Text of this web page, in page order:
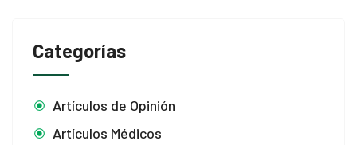
Categorías
Artículos de Opinión
Artículos Médicos